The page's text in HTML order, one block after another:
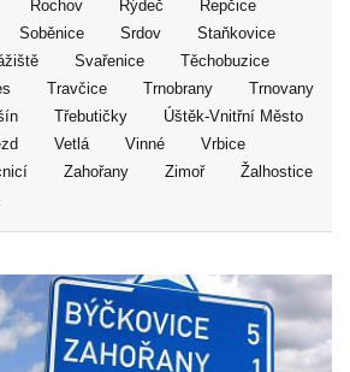
Rochov Rýdeč
Řepčice
Soběnice Srdov
Staňkovice
Svařenice
Těchobuzice
Travčice Trnobrany
Trnovany
Třebutičky
Úštěk-Vnitřní Město
Vetlá Vinné
Vrbice
Zahořany Zimoř
Žalhostice